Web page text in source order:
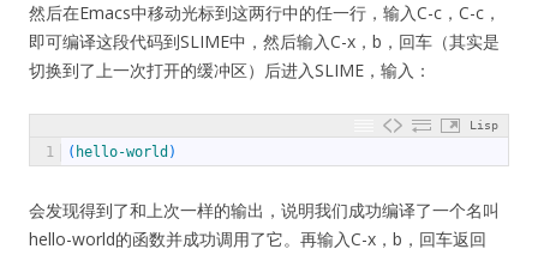
然后在Emacs中移动光标到这两行中的任一行，输入C-c，C-c，
即可编译这段代码到SLIME中，然后输入C-x，b，回车（其实是
切换到了上一次打开的缓冲区）后进入SLIME，输入：
Lisp
1 ( hello-world )
会发现得到了和上次一样的输出，说明我们成功编译了一个名叫
hello-world的函数并成功调用了它。再输入C-x，b，回车返回